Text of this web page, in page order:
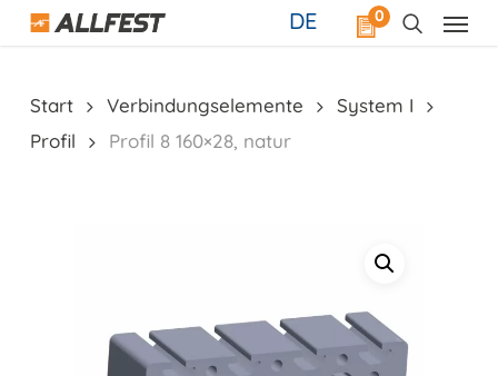
Skip
0
DE
Start Verbindungselemente
System I
Profil
Profil 8 160×28, natur